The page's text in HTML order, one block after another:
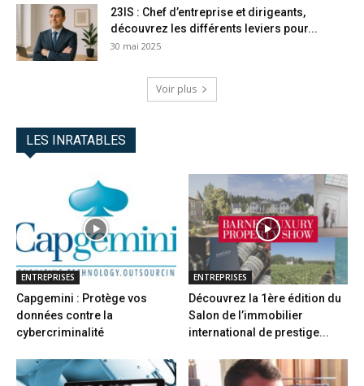
23IS : Chef d’entreprise et dirigeants,
découvrez les différents leviers pour...
30 mai 2025
Voir plus
LES INRATABLES
ENTREPRISES
Capgemini : Protège vos
données contre la
cybercriminalité
ENTREPRISES
Découvrez la 1ère édition du
Salon de l’immobilier
international de prestige...